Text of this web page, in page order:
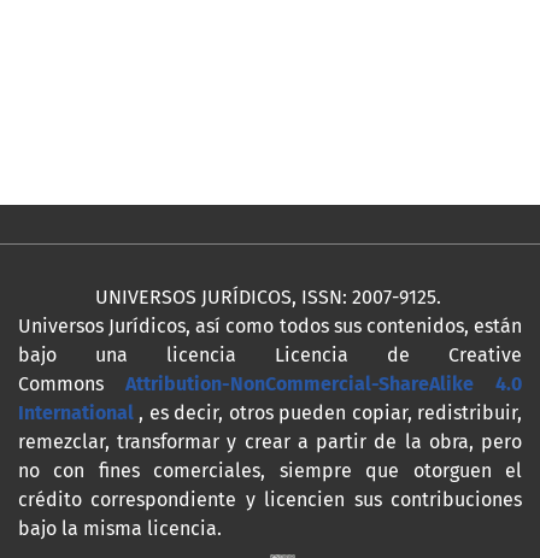
UNIVERSOS JURÍDICOS, ISSN: 2007-9125.
Universos Jurídicos, así como todos sus contenidos, están
bajo una licencia Licencia de Creative
Commons Attribution-NonCommercial-ShareAlike 4.0
International , es decir, otros pueden copiar, redistribuir,
remezclar, transformar y crear a partir de la obra, pero
no con fines comerciales, siempre que otorguen el
crédito correspondiente y licencien sus contribuciones
bajo la misma licencia.